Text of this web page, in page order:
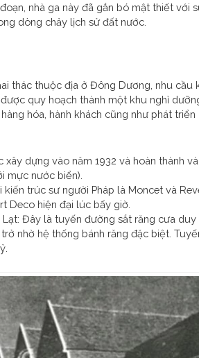
nhà ga này đã gắn bó mật thiết với
dòng chảy lịch sử đất nước.
thác thuộc địa ở Đông Dương, nhu
quy hoạch thành một khu nghỉ
hóa, hành khách cũng như phát
dựng vào năm 1932 và hoàn thành
mực nước biển).
trúc sư người Pháp là Moncet và
Deco hiện đại lúc bấy giờ.
Đây là tuyến đường sắt răng cưa
nhờ hệ thống bánh răng đặc biệt.